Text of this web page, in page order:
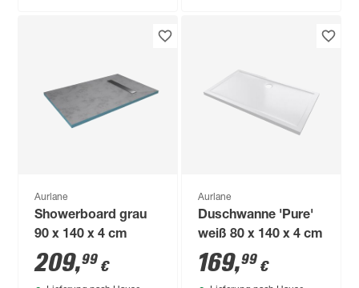
Aurlane
Showerboard grau
90 x 140 x 4 cm
209,99 €
Aurlane
Duschwanne 'Pure'
weiß 80 x 140 x 4 cm
169,99 €